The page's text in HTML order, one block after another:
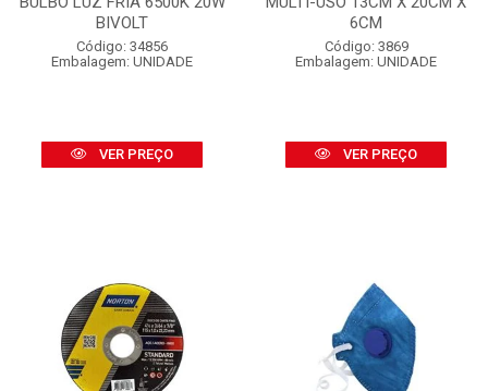
BIVOLT
Código: 34856
Embalagem: UNIDADE
VER PREÇO
6CM
Código: 3869
Embalagem: UNIDADE
VER PREÇO